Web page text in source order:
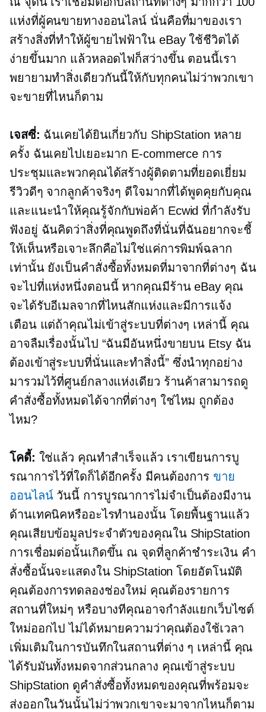
แห่งที่ผู้คนขายทางออนไลน์ นั่นคือที่มาของเรา
สร้างสิ่งที่ทำให้ผู้ขายไฟฟ้าใน eBay ใช้ชีวิตได้
ง่ายขึ้นมาก แล้วหลอดไฟก็สว่างขึ้น ตอนนี้เรา
พยายามทำสิ่งเดียวกันนี้ให้กับทุกคนไม่ว่าพวกเขา
จะขายที่ไหนก็ตาม
เจสซี่: ฉันเคยได้ยินเกี่ยวกับ ShipStation หลาย
ครั้ง ฉันเคยไปเยอะมาก E-commerce การ
ประชุมและพวกคุณได้สร้างผู้ติดตามที่ยอดเยี่ยม
รีวิวดีๆ จากลูกค้าจริงๆ ดีใจมากที่ได้พูดคุยกับคุณ
และแนะนำให้คุณรู้จักกับพ่อค้า Ecwid ที่กำลังรับ
ฟังอยู่ ฉันคิดว่าสิ่งที่คุณพูดถึงที่นั่นที่ฉันอยากจะชี้
ให้เห็นหรือเจาะลึกคือไม่ใช่แค่การพิมพ์ฉลาก
เท่านั้น ยังเป็นคำสั่งซื้อทั้งหมดที่มาจากที่ต่างๆ ฉัน
จะไปที่แห่งหนึ่งตอนนี้ หากคุณมีร้าน eBay คุณ
จะได้รับอีเมลจากที่ไหนสักแห่งและมีการแจ้ง
เตือน แต่ถ้าคุณไม่เข้าสู่ระบบที่ต่างๆ เหล่านี้ คุณ
อาจลืมเรื่องนั้นไป “ฉันมีอันหนึ่งขายบน Etsy ฉัน
ต้องเข้าสู่ระบบที่นั่นและทำสิ่งนี้” ซึ่งนำทุกอย่าง
มารวมไว้ที่ศูนย์กลางแห่งเดียว ร้านค้าสามารถดู
คำสั่งซื้อทั้งหมดได้จากที่ต่างๆ ใช่ไหม ถูกต้อง
ไหม?
โคดี้: ใช่แล้ว คุณทำสำเร็จแล้ว เราเขียนการบู
รณาการไว้ที่ใดก็ได้อีกครั้ง มีคนต้องการ ขาย
ออนไลน์วันนี้ การบูรณาการไม่จำเป็นต้องมีงาน
ด้านเทคนิคหรืออะไรทำนองนั้น โดยพื้นฐานแล้ว
คุณเสียบข้อมูลประจำตัวของคุณใน ShipStation
การเชื่อมต่อนั้นเกิดขึ้น ณ จุดที่ลูกค้าชำระเงิน คำ
สั่งซื้อนั้นจะแสดงใน ShipStation โดยอัตโนมัติ
คุณต้องการทดลองช่องใหม่ คุณต้องรายการ
สถานที่ใหม่ๆ หรือบางทีคุณอาจกำลังแยกเว็บไซต์
ใหม่ออกไป ไม่ได้หมายความว่าคุณต้องใช้เวลา
เพิ่มเติมในการบันทึกในสถานที่ต่าง ๆ เหล่านี้ คุณ
ได้รับมันทั้งหมดจากส่วนกลาง คุณเข้าสู่ระบบ
ShipStation ดูคำสั่งซื้อทั้งหมดของคุณที่พร้อมจะ
ส่งออกในวันนั้นไม่ว่าพวกเขาจะมาจากไหนก็ตาม